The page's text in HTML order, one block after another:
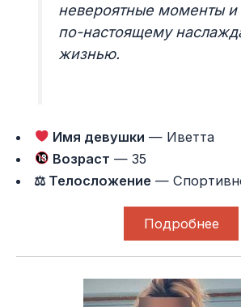
невероятные моменты и
по-настоящему
жизнью.
Имя девушки — Иветта
Возраст — 35
⚖ Телосложение —
Подробнее